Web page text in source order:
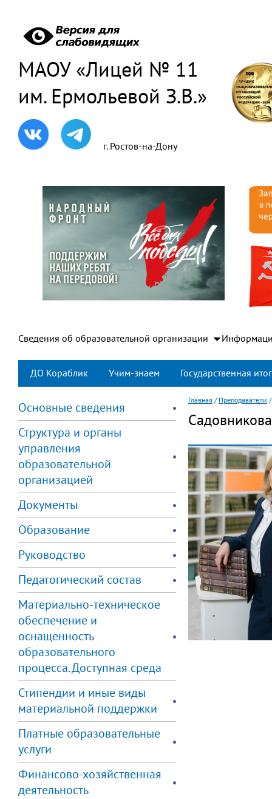
МАОУ «Лицей № 11
им. Ермольевой З.В.»
г. Ростов-на-Дону
Сведения об образовательной организации
ДО Кораблик Учим-знаем Государственная
Основные сведения
Структура и органы
управления
образовательной
организацией
Документы
Образование
Руководство
Педагогический состав
Материально-техническое
обеспечение и
оснащенность
образовательного
процесса. Доступная среда
Стипендии и иные виды
материальной поддержки
Платные образовательные
услуги
Финансово-хозяйственная
деятельность
Главная / Преподаватели